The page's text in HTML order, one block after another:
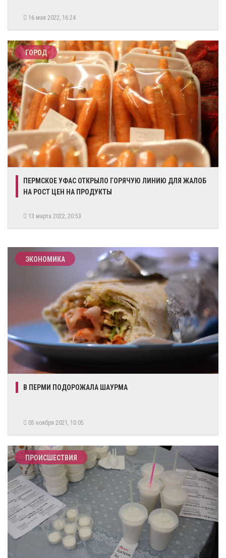
16 мая 2022, 16:24
ГОРОД
ПЕРМСКОЕ УФАС ОТКРЫЛО ГОРЯЧУЮ ЛИНИЮ ДЛЯ ЖАЛОБ
НА РОСТ ЦЕН НА ПРОДУКТЫ
13 марта 2022, 20:53
ЭКОНОМИКА
В ПЕРМИ ПОДОРОЖАЛА ШАУРМА
05 ноября 2021, 10:05
ПРОИСШЕСТВИЯ